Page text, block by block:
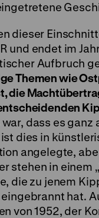
dieser
und endet im
Aufbruch
Themen wie
die
dass es
dies in
angelegte,
stehen in einem
die zu jenem
hat.
von 1952, der